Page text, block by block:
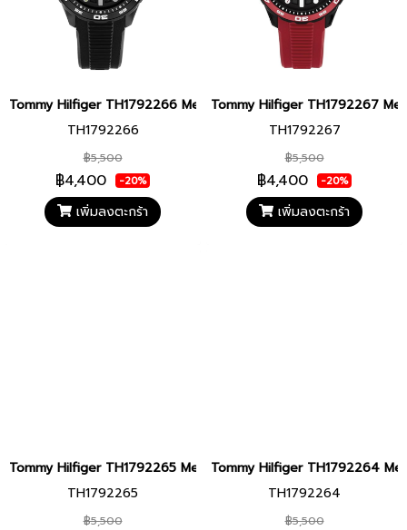
Tommy Hilfiger TH1792266 Men watch นาฬิกาข้อมือ นาฬิกา ผู้ชาย
TH1792266
฿5,500
฿4,400 -20%
เพิ่มลงตะกร้า
Tommy Hilfiger TH1792267
TH1792267
฿5,500
฿4,400 -20%
เพิ่มลงตะกร้า
Tommy Hilfiger TH1792265 Men watch นาฬิกาข้อมือ นาฬิกา ผู้ชาย
TH1792265
฿5,500
Tommy Hilfiger TH1792264
TH1792264
฿5,500